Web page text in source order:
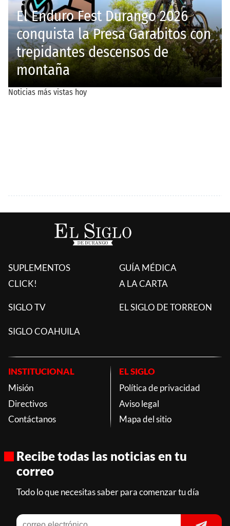
SUPLEMENTOS
CLICK!
GUÍA MÉDICA
A LA CARTA
SIGLO TV EL SIGLO DE TORREON
SIGLO COAHUILA
INSTITUCIONAL
Misión
Directivos
Contáctanos
EL SIGLO
Política de privacidad
Aviso legal
Mapa del sitio
Recibe todas las noticias en tu
correo
Todo lo que necesitas saber para comenzar tu día